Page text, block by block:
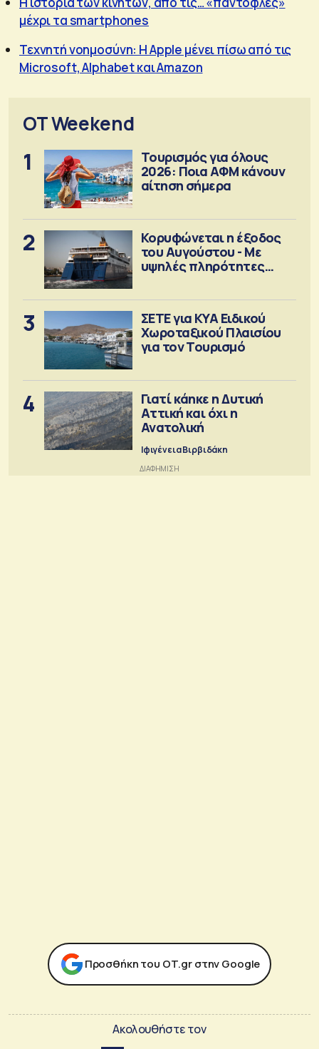
μέχρι τα smartphones
Τεχνητή νοημοσύνη: Η Apple μένει πίσω από τις
Microsoft, Alphabet και Amazon
OT Weekend
1
Τουρισμός για όλους
2026: Ποια ΑΦΜ κάνουν
αίτηση σήμερα
2
Κορυφώνεται η έξοδος
του Αυγούστου - Με
υψηλές πληρότητες
3
ΣΕΤΕ για ΚΥΑ Ειδικού
Χωροταξικού Πλαισίου
για τον Τουρισμό
4
Γιατί κάηκε η Δυτική
Αττική και όχι η
Ανατολική
Ιφιγένεια Βιρβιδάκη
Προσθήκη του ΟΤ.gr στην Google
Ακολουθήστε τον